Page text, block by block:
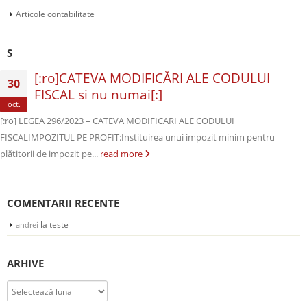
Articole contabilitate
S
30
oct.
[:ro]CATEVA MODIFICĂRI ALE CODULUI
FISCAL si nu numai[:]
[:ro] LEGEA 296/2023 – CATEVA MODIFICARI ALE CODULUI
FISCALIMPOZITUL PE PROFIT:Instituirea unui impozit minim pentru
plătitorii de impozit pe... read more
COMENTARII RECENTE
andrei la teste
ARHIVE
Arhive